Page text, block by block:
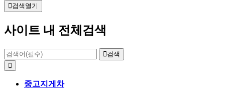
검색열기
사이트 내 전체검색
검색
중고지게차